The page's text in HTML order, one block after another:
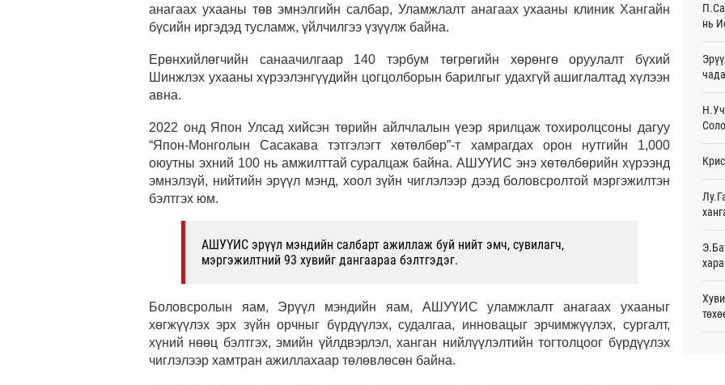
анагаах ухааны төв эмнэлгийн салбар, Уламжлалт анагаах ухааны клиник Хангайн
бүсийн иргэдэд тусламж, үйлчилгээ үзүүлж байна.
Ерөнхийлөгчийн санаачилгаар 140 тэрбум төгрөгийн хөрөнгө оруулалт бүхий
Шинжлэх ухааны хүрээлэнгүүдийн цогцолборын барилгыг удахгүй ашиглалтад хүлээн
авна.
2022 онд Япон Улсад хийсэн төрийн айлчлалын үеэр ярилцаж тохиролцсоны дагуу
“Япон-Монголын Сасакава тэтгэлэгт хөтөлбөр”-т хамрагдах орон нутгийн 1,000
оюутны эхний 100 нь амжилттай суралцаж байна. АШУҮИС энэ хөтөлбөрийн хүрээнд
эмнэлзүй, нийтийн эрүүл мэнд, хоол зүйн чиглэлээр дээд боловсролтой мэргэжилтэн
бэлтгэх юм.
АШУҮИС эрүүл мэндийн салбарт ажиллаж буй нийт эмч, сувилагч,
мэргэжилтний 93 хувийг дангаараа бэлтгэдэг.
Боловсролын яам, Эрүүл мэндийн яам, АШУҮИС уламжлалт анагаах ухааныг
хөгжүүлэх эрх зүйн орчныг бүрдүүлэх, судалгаа, инновацыг эрчимжүүлэх, сургалт,
хүний нөөц бэлтгэх, эмийн үйлдвэрлэл, ханган нийлүүлэлтийн тогтолцоог бүрдүүлэх
чиглэлээр хамтран ажиллахаар төлөвлөсөн байна.
9
Энэ
нь